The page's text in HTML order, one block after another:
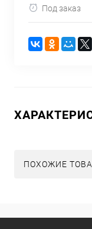
Под заказ
ПОХОЖИЕ